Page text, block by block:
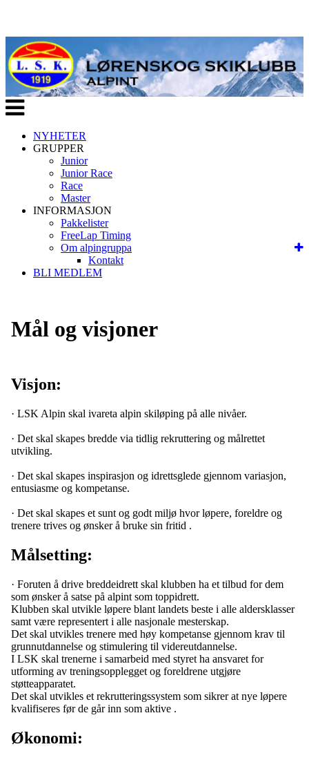
Veksle
navigasjon
NYHETER
GRUPPER
Junior
Junior Race
Race
Master
INFORMASJON
Pakkelister
FreeLap Timing
Om alpingruppa
Kontakt
BLI MEDLEM
Mål og visjoner
Visjon:
· LSK Alpin skal ivareta alpin skiløping på alle nivåer.
· Det skal skapes bredde via tidlig rekruttering og målrettet
utvikling.
· Det skal skapes inspirasjon og idrettsglede gjennom variasjon,
entusiasme og kompetanse.
· Det skal skapes et sunt og godt miljø hvor løpere, foreldre og
trenere trives og ønsker å bruke sin fritid .
Målsetting:
· Foruten å drive breddeidrett skal klubben ha et tilbud for dem
som ønsker å satse på alpint som toppidrett.
Klubben skal utvikle løpere blant landets beste i alle aldersklasser
samt være representert i alle nasjonale mesterskap.
Det skal utvikles trenere med høy kompetanse gjennom krav til
grunnutdannelse og stimulering til videreutdannelse.
I LSK skal trenerne i samarbeid med styret ha ansvaret for
utforming av treningsopplegget og foreldrene utgjøre
støtteapparatet.
Det skal utvikles et rekrutteringssystem som sikrer at nye løpere
kvalifiseres før de går inn som aktive .
Økonomi: